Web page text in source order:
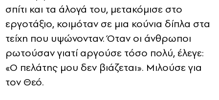
σπίτι και τα άλογά του, μετακόμισε στο
εργοτάξιο, κοιμόταν σε μια κούνια δίπλα στα
τείχη που υψώνονταν. Όταν οι άνθρωποι
ρωτούσαν γιατί αργούσε τόσο πολύ, έλεγε:
«Ο πελάτης μου δεν βιάζεται». Μιλούσε για
τον Θεό.